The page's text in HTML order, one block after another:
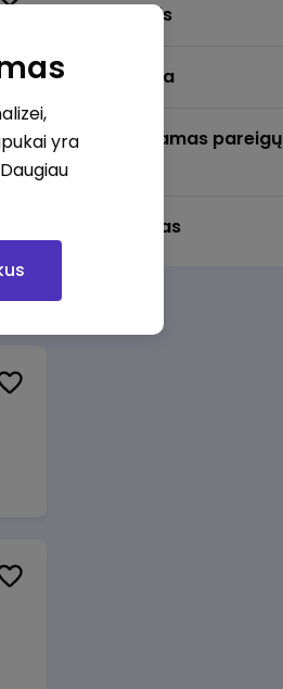
Darbo sritis
Darbo vieta
Pageidaujamas pareigų
Darbo laikas
yra